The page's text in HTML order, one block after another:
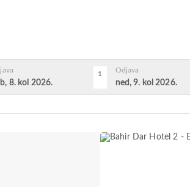
8. kol 2026.
1 Odjava
ned, 9. kol 2026.